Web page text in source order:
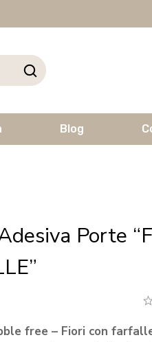
Blog
Porte
free – Fiori con